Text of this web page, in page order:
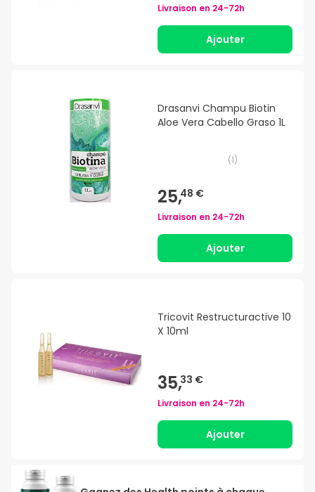
Livraison en 24-72h
Ajouter
Drasanvi Champu Biotin
Aloe Vera Cabello Graso 1L
(1)
25,48 €
Livraison en 24-72h
Ajouter
Tricovit Restructuractive 10
X 10ml
35,33 €
Livraison en 24-72h
Ajouter